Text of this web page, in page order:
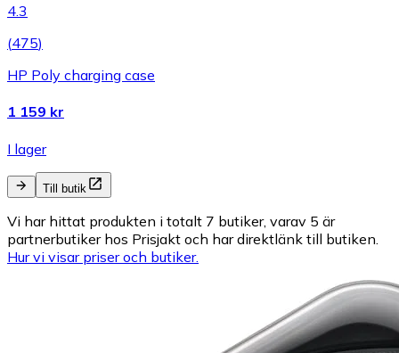
4.3
(475)
HP Poly charging case
1 159 kr
I lager
Till butik
Vi har hittat produkten i totalt 7 butiker, varav 5 är
partnerbutiker hos Prisjakt och har direktlänk till butiken.
Hur vi visar priser och butiker.